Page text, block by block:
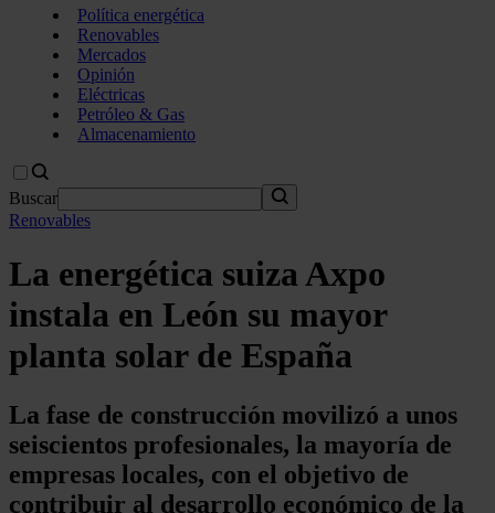
Política energética
Renovables
Mercados
Opinión
Eléctricas
Petróleo & Gas
Almacenamiento
Buscar
Renovables
La energética suiza Axpo
instala en León su mayor
planta solar de España
La fase de construcción movilizó a unos
seiscientos profesionales, la mayoría de
empresas locales, con el objetivo de
contribuir al desarrollo económico de la